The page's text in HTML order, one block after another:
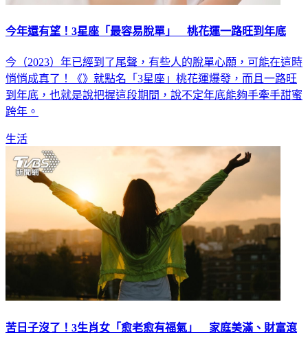
今年還有望！3星座「最容易脫單」 桃花運一路旺到年底
今（2023）年已經到了尾聲，有些人的脫單心願，可能在這時
悄悄成真了！《》就點名「3星座」桃花運爆發，而且一路旺
到年底，也就是說把握這段期間，說不定年底能夠手牽手甜蜜
跨年。
生活
苦日子沒了！3生肖女「愈老愈有福氣」 家庭美滿、財富滾